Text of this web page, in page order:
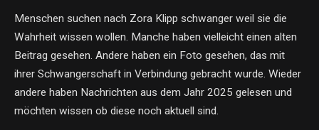
Menschen suchen nach Zora Klipp schwanger weil sie die
Wahrheit wissen wollen. Manche haben vielleicht einen alten
Beitrag gesehen. Andere haben ein Foto gesehen, das mit
ihrer Schwangerschaft in Verbindung gebracht wurde. Wieder
andere haben Nachrichten aus dem Jahr 2025 gelesen und
möchten wissen ob diese noch aktuell sind.